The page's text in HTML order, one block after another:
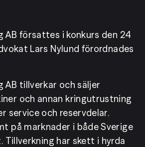
AB försattes i konkurs den 24
Lars Nylund förordnades
AB tillverkar och säljer
och annan kringutrustning
service och reservdelar.
på marknader i både Sverige
Tillverkning har skett i hyrda